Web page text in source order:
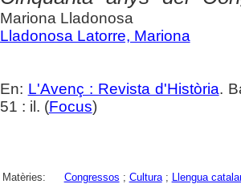
Mariona Lladonosa
Lladonosa Latorre, Mariona
En: L'Avenç : Revista d'Història.
51 : il. (Focus)
Matèries: Congressos ; Cultura;
Llengua